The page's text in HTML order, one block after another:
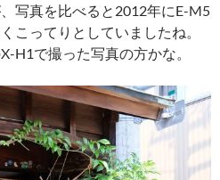
写真を比べると2012年にE-M5
こってりとしていましたね。
H1で撮った写真の方かな。